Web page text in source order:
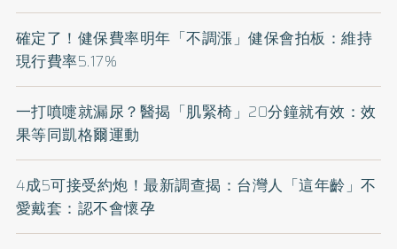
確定了！健保費率明年「不調漲」健保會拍板：維持
現行費率5.17%
一打噴嚏就漏尿？醫揭「肌緊椅」20分鐘就有效：效
果等同凱格爾運動
4成5可接受約炮！最新調查揭：台灣人「這年齡」不
愛戴套：認不會懷孕